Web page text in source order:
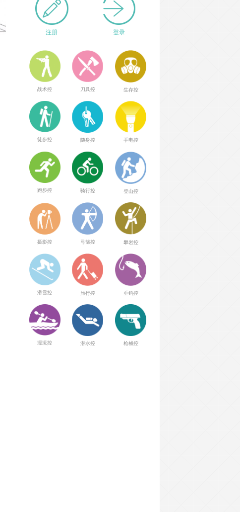
注册 登录
战术控 刀具控 生存控
徒步控 随身控 手电控
跑步控 骑行控 登山控
摄影控 弓箭控 攀岩控
滑雪控 旅行控 垂钓控
漂流控 潜水控 枪械控